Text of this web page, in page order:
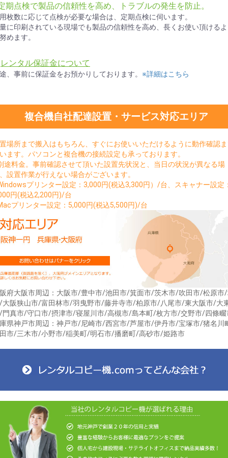
お買い物を続ける カートへ進む
期点検で製品の信頼性を高め、トラブルの発生を防止。
枚数に応じて点検が必要な場合は、定期点検に伺います。
に印刷されている現場でも製品の信頼性を高め、長くお使い頂ける
めます。
レンタル保証金について
、事前に保証金をお預かりしております。 ※詳細はこちら
複合機自社配達設置・サービス対応エリア
場所まで搬入はもちろん、すぐにお使いいただけるように動作確認
ます。パソコンと複合機の接続設定も承っております。
途料金。事前確認させて頂いた設置先状況と、当日の状況が異なる場
設置作業が行えない場合がございます。
プリンター設定：3,000円(税込3,300円）/台、スキャナー設定
円(税込2,200円)/台
プリンター設定：5,000円(税込5,500円)/台
府大阪市周辺：大阪市/豊中市/池田市/箕面市/茨木市/吹田市/松原市
大阪狭山市/富田林市/羽曳野市/藤井寺市/柏原市/八尾市/東大阪市/大
門真市/守口市/摂津市/寝屋川市/高槻市/島本町/枚方市/交野市/四條畷
県神戸市周辺：神戸市/尼崎市/西宮市/芦屋市/伊丹市/宝塚市/猪名川
市/三木市/小野市/稲美町/明石市/播磨町/高砂市/姫路市